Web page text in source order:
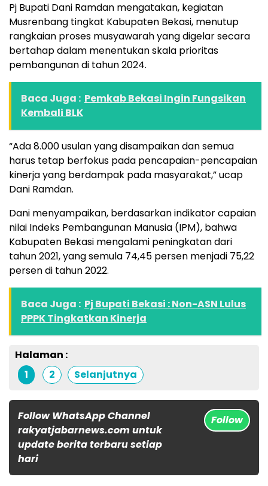
Pj Bupati Dani Ramdan mengatakan, kegiatan
Musrenbang tingkat Kabupaten Bekasi, menutup
rangkaian proses musyawarah yang digelar secara
bertahap dalam menentukan skala prioritas
pembangunan di tahun 2024.
Baca Juga : Pemkab Bekasi Ingin Fungsikan
Kembali BLK
“Ada 8.000 usulan yang disampaikan dan semua
harus tetap berfokus pada pencapaian-pencapaian
kinerja yang berdampak pada masyarakat,” ucap
Dani Ramdan.
Dani menyampaikan, berdasarkan indikator capaian
nilai Indeks Pembangunan Manusia (IPM), bahwa
Kabupaten Bekasi mengalami peningkatan dari
tahun 2021, yang semula 74,45 persen menjadi 75,22
persen di tahun 2022.
Baca Juga : Pj Bupati Bekasi : Non-ASN Lulus
PPPK Tingkatkan Kinerja
Halaman :
1
2 Selanjutnya
Follow WhatsApp Channel
rakyatjabarnews.com untuk
update berita terbaru setiap
hari
Follow